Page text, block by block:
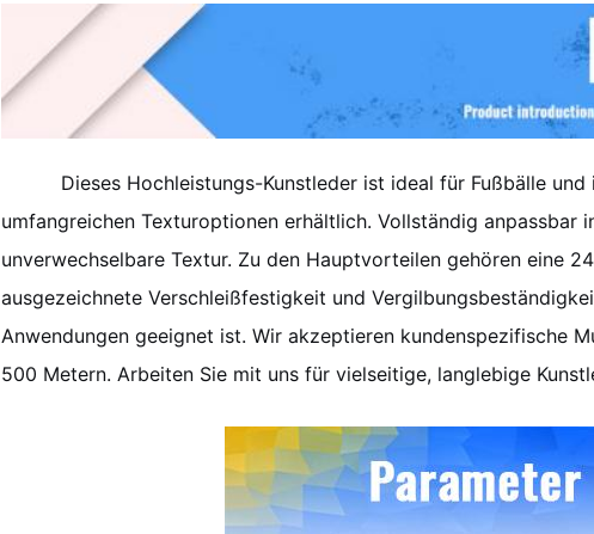
Dieses Hochleistungs-Kunstleder ist ideal für Fußbälle
umfangreichen Texturoptionen erhältlich. Vollständig anpassbar
unverwechselbare Textur. Zu den Hauptvorteilen gehören eine
ausgezeichnete Verschleißfestigkeit und
Anwendungen geeignet ist. Wir akzeptieren kundenspezifische
500 Metern. Arbeiten Sie mit uns für vielseitige, langlebige